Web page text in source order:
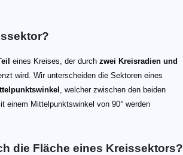
eines Kreises, der durch zwei Kreisradien und
wird. Wir unterscheiden die Sektoren eines
, welcher zwischen den beiden
einem Mittelpunktswinkel von 90° werden
die Fläche eines Kreissektors?